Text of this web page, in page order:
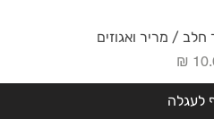
מהירה
חלב / מריר ואגוזים
לעגלה